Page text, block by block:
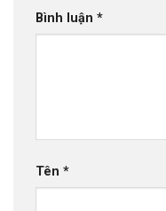
Bình luận *
Tên *